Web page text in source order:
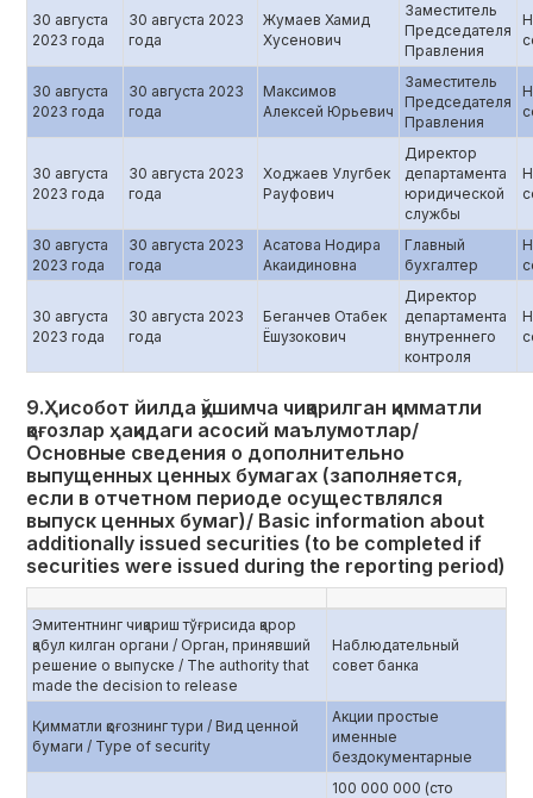
30 августа
2023 года
30 августа 2023
года
Жумаев Хамид
Хусенович
Заместитель
Председателя
Правления
30 августа
2023 года
30 августа 2023
года
Максимов
Алексей Юрьевич
Заместитель
Председателя
Правления
30 августа
2023 года
30 августа 2023
года
Ходжаев Улугбек
Рауфович
Директор
департамента
юридической
службы
30 августа
2023 года
30 августа 2023
года
Асатова Нодира
Акаидиновна
Главный
бухгалтер
30 августа
2023 года
30 августа 2023
года
Беганчев Отабек
Ёшузокович
Директор
департамента
внутреннего
контроля
9.Ҳисобот йилда қўшимча чиқарилган қимматли
қоғозлар ҳақидаги асосий маълумотлар/
Основные сведения о дополнительно
выпущенных ценных бумагах (заполняется,
если в отчетном периоде осуществлялся
выпуск ценных бумаг)/ Basic information about
additionally issued securities (to be completed if
securities were issued during the reporting period)
Эмитентнинг чиқариш тўғрисида қарор
қабул килган органи / Орган, принявший
решение о выпуске / The authority that
made the decision to release
Наблюдательный
совет банка
Қимматли қоғознинг тури / Вид ценной
бумаги / Type of security
Акции простые
именные
бездокументарные
100 000 000 (сто